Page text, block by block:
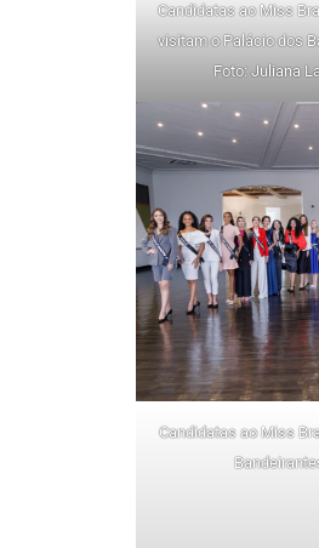
Candidatas ao Miss
visitam o Palácio dos
Foto: Juliana
Candidatas ao Miss